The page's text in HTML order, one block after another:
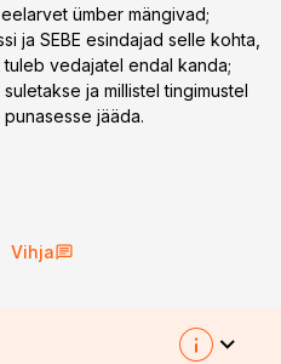
ümber mängivad;
ja SEBE esindajad selle kohta,
vedajatel endal kanda;
ja millistel tingimustel
jääda.
Vihja